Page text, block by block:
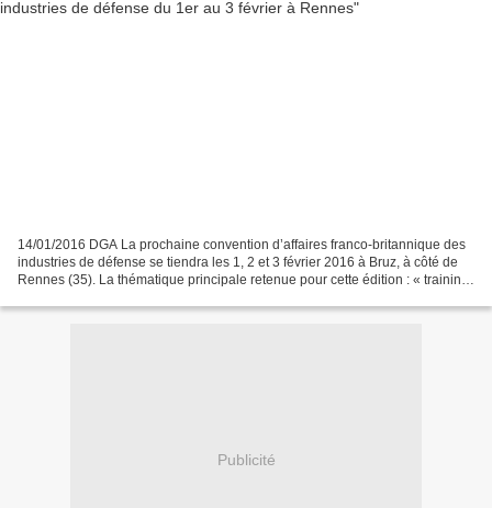
14/01/2016 DGA La prochaine convention d’affaires franco-britannique des
industries de défense se tiendra les 1, 2 et 3 février 2016 à Bruz, à côté de
Rennes (35). La thématique principale retenue pour cette édition : « training
Publicité